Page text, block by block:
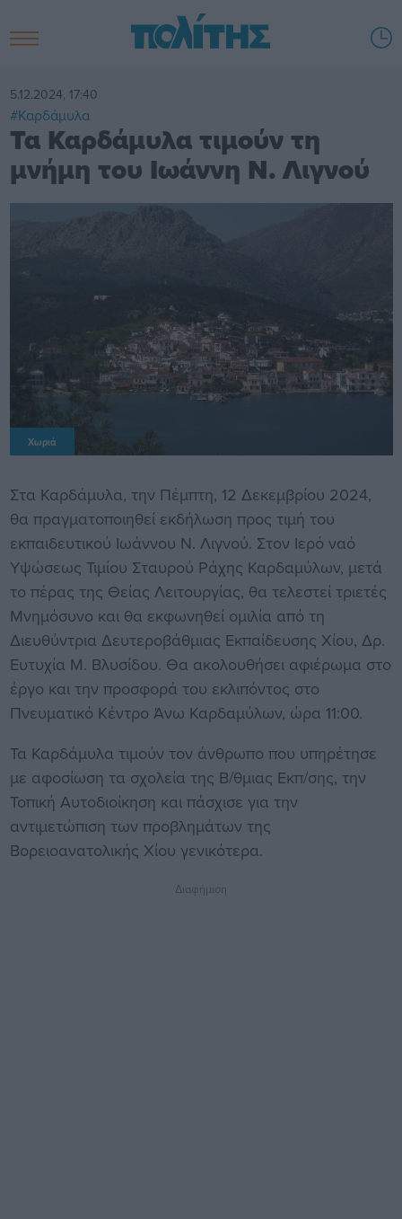
5.12.2024, 17:40
#Καρδάμυλα
Τα Καρδάμυλα τιμούν τη
μνήμη του Ιωάννη Ν. Λιγνού
Χωριά
Στα Καρδάμυλα, την Πέμπτη, 12 Δεκεμβρίου 2024,
θα πραγματοποιηθεί εκδήλωση προς τιμή του
εκπαιδευτικού Ιωάννου Ν. Λιγνού. Στον Ιερό ναό
Υψώσεως Τιμίου Σταυρού Ράχης Καρδαμύλων, μετά
το πέρας της Θείας Λειτουργίας, θα τελεστεί τριετές
Μνημόσυνο και θα εκφωνηθεί ομιλία από τη
Διευθύντρια Δευτεροβάθμιας Εκπαίδευσης Χίου, Δρ.
Ευτυχία Μ. Βλυσίδου. Θα ακολουθήσει αφιέρωμα στο
έργο και την προσφορά του εκλιπόντος στο
Πνευματικό Κέντρο Άνω Καρδαμύλων, ώρα 11:00.
Τα Καρδάμυλα τιμούν τον άνθρωπο που υπηρέτησε
με αφοσίωση τα σχολεία της Β/θμιας Εκπ/σης, την
Τοπική Αυτοδιοίκηση και πάσχισε για την
αντιμετώπιση των προβλημάτων της
Βορειοανατολικής Χίου γενικότερα.
Διαφήμιση